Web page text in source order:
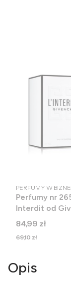
PRODUCENT
PERFUMY W
Perfumy nr
Interdit od
Cena
84,99 zł
Cena
69,10 zł
Opis